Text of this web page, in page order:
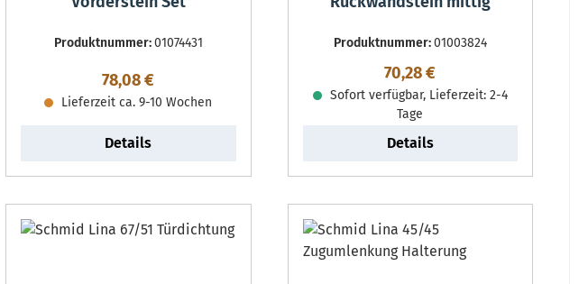
Produktnummer:01074431
Regulärer Preis:
78,08 €
Lieferzeit ca. 9-10 Wochen
Details
Produktnummer:01003824
Regulärer Preis:
70,28 €
Sofort verfügbar, Lieferzeit: 2-4
Tage
Details